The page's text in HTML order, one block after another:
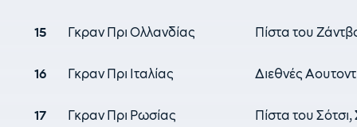
15 Γκραν Πρι Ολλανδίας Πίστα του
16 Γκραν Πρι Ιταλίας Διεθνές
17 Γκραν Πρι Ρωσίας Πίστα του Σότσι,